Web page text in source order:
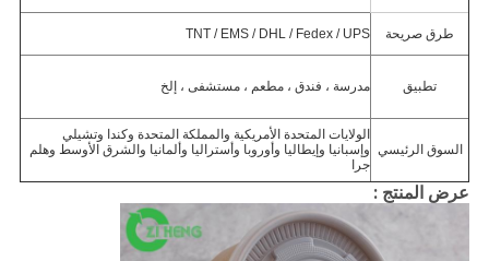
طرق صريحة TNT / EMS / DHL / Fedex / UPS
تطبيق مدرسة ، فندق ، مطعم ، مستشفى ، إلخ
السوق الرئيسي
الولايات المتحدة الأمريكية والمملكة المتحدة وكندا وتشيلي
وإسبانيا وإيطاليا وأوروبا وأستراليا وألمانيا والشرق الأوسط وهلم
جرا
عرض المنتج :